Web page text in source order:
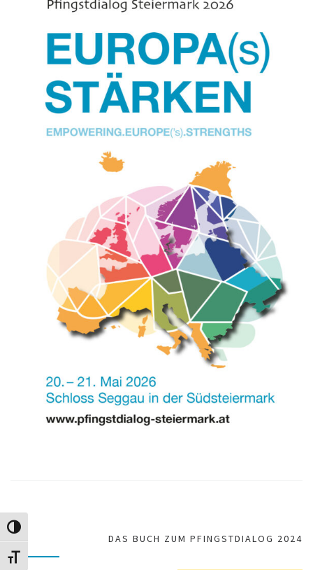
Toggle High Contrast
Toggle Font size
DAS BUCH ZUM PFINGSTDIALOG 2024